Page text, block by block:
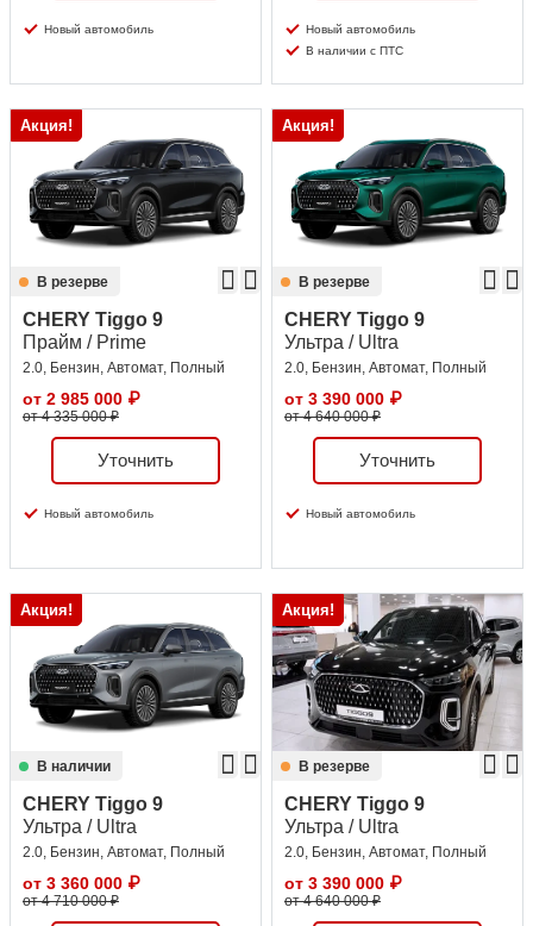
Новый автомобиль
Новый автомобиль
В наличии с ПТС
Акция!
В резерве
CHERY Tiggo 9
Прайм / Prime
2.0, Бензин, Автомат, Полный
от 2 985 000 ₽
от 4 335 000 ₽
Уточнить
Новый автомобиль
Акция!
В резерве
CHERY Tiggo 9
Ультра / Ultra
2.0, Бензин, Автомат, Полный
от 3 390 000 ₽
от 4 640 000 ₽
Уточнить
Новый автомобиль
Акция!
В наличии
CHERY Tiggo 9
Ультра / Ultra
2.0, Бензин, Автомат, Полный
от 3 360 000 ₽
от 4 710 000 ₽
Акция!
В резерве
CHERY Tiggo 9
Ультра / Ultra
2.0, Бензин, Автомат, Полный
от 3 390 000 ₽
от 4 640 000 ₽